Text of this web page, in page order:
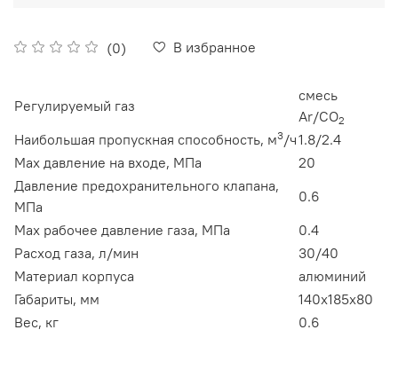
(0) В избранное
Регулируемый газ
смесь
Ar/CO2
Наибольшая пропускная способность, м3/ч1.8/2.4
Max давление на входе, МПа
20
Давление предохранительного клапана,
МПа
0.6
Max рабочее давление газа, МПа
0.4
Расход газа, л/мин
30/40
Материал корпуса
алюминий
Габариты, мм
140x185x80
Вес, кг
0.6